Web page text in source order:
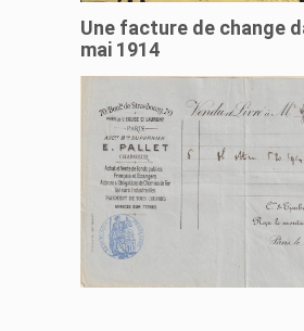
Une facture de change
mai 1914